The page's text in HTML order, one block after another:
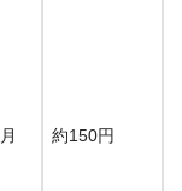
約150円